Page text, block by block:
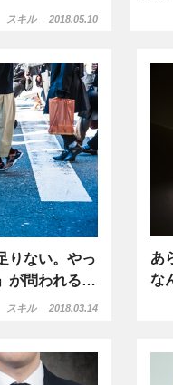
スキル 2018.05.10
りない。やっ
が問われる…
スキル 2018.03.14
あ
な